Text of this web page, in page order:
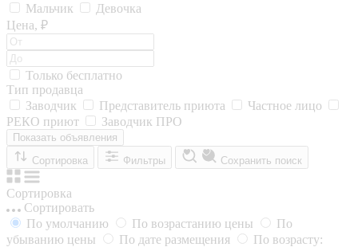
Мальчик
Девочка
Цена, ₽
Только бесплатно
Тип продавца
Заводчик
Представитель приюта
Частное лицо
РЕКО приют
Заводчик ПРО
Показать объявления
Сортировка
Фильтры Сохранить поиск
Сортировка
Сортировать
По умолчанию
По возрастанию цены
По
убыванию цены
По дате размещения
По возрасту: